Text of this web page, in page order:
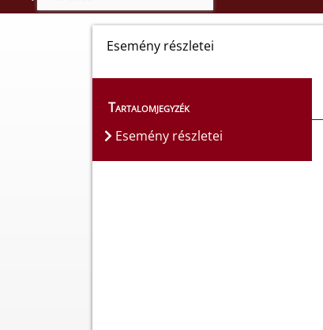
Esemény részletei
Tartalomjegyzék
Esemény részletei